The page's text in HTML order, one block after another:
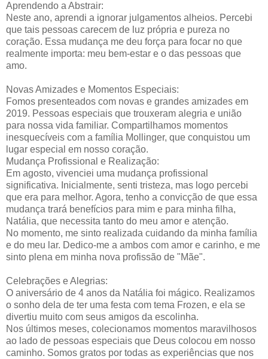
Aprendendo a Abstrair:
Neste ano, aprendi a ignorar julgamentos alheios. Percebi
que tais pessoas carecem de luz própria e pureza no
coração. Essa mudança me deu força para focar no que
realmente importa: meu bem-estar e o das pessoas que
amo.
Novas Amizades e Momentos Especiais:
Fomos presenteados com novas e grandes amizades em
2019. Pessoas especiais que trouxeram alegria e união
para nossa vida familiar. Compartilhamos momentos
inesquecíveis com a família Mollinger, que conquistou um
lugar especial em nosso coração.
Mudança Profissional e Realização:
Em agosto, vivenciei uma mudança profissional
significativa. Inicialmente, senti tristeza, mas logo percebi
que era para melhor. Agora, tenho a convicção de que essa
mudança trará benefícios para mim e para minha filha,
Natália, que necessita tanto do meu amor e atenção.
No momento, me sinto realizada cuidando da minha família
e do meu lar. Dedico-me a ambos com amor e carinho, e me
sinto plena em minha nova profissão de "Mãe".
Celebrações e Alegrias:
O aniversário de 4 anos da Natália foi mágico. Realizamos
o sonho dela de ter uma festa com tema Frozen, e ela se
divertiu muito com seus amigos da escolinha.
Nos últimos meses, colecionamos momentos maravilhosos
ao lado de pessoas especiais que Deus colocou em nosso
caminho. Somos gratos por todas as experiências que nos